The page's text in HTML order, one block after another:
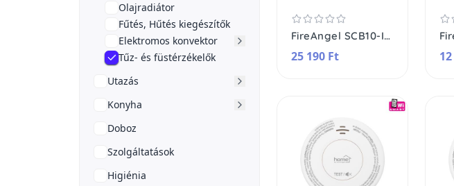
Olajradiátor
Fűtés, Hűtés kiegészítők
Elektromos konvektor
Tűz- és füstérzékelők
Utazás
Konyha
Doboz
Szolgáltatások
Higiénia
FireAngel SCB10-INT kombinált szén-monoxid vészjelző és füstérzékelő, beépített, nem cserélhető lítium elem, 10 év várható üzemidő, fehér
25 190 Ft